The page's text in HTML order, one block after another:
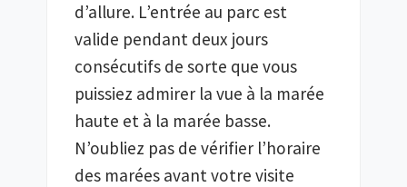
d’allure. L’entrée au parc est
valide pendant deux jours
consécutifs de sorte que vous
puissiez admirer la vue à la marée
haute et à la marée basse.
N’oubliez pas de vérifier l’horaire
des marées avant votre visite